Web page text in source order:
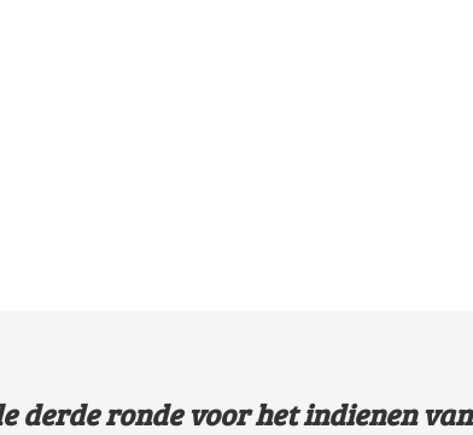
derde ronde voor het indienen van